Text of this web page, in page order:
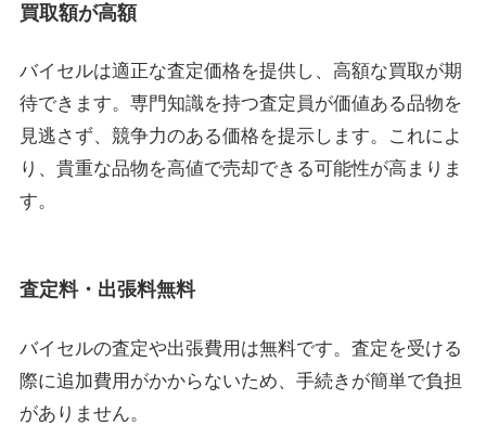
買取額が高額
バイセルは適正な査定価格を提供し、高額な買取が期
待できます。専門知識を持つ査定員が価値ある品物を
見逃さず、競争力のある価格を提示します。これによ
り、貴重な品物を高値で売却できる可能性が高まりま
す。
査定料・出張料無料
バイセルの査定や出張費用は無料です。査定を受ける
際に追加費用がかからないため、手続きが簡単で負担
がありません。